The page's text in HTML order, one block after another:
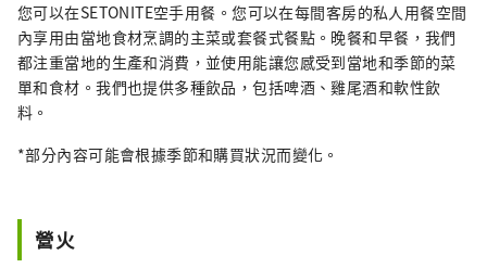
您可以在SETONITE空手用餐。您可以在每間客房的私人用餐空間
內享用由當地食材烹調的主菜或套餐式餐點。晚餐和早餐，我們
都注重當地的生產和消費，並使用能讓您感受到當地和季節的菜
單和食材。我們也提供多種飲品，包括啤酒、雞尾酒和軟性飲
料。
*部分內容可能會根據季節和購買狀況而變化。
營火